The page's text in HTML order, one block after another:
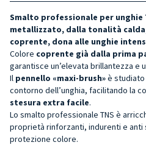
Smalto professionale per unghie
metallizzato, dalla tonalità
coprente, dona alle unghie
Colore coprente già dalla prima
garantisce un’elevata brillantezza e
Il pennello «maxi-brush»è studiato
contorno dell’unghia, facilitando la
stesura extra facile.
Lo smalto professionale TNS è
proprietà rinforzanti, indurenti e anti
protezione colore.